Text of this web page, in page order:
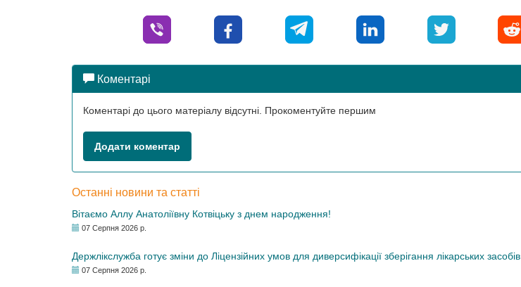
Коментарі
Коментарі до цього матеріалу відсутні. Прокоментуйте першим
Додати коментар
Останні новини та статті
Вітаємо Аллу Анатоліївну Котвіцьку з днем народження!
07 Серпня 2026 р.
Держлікслужба готує зміни до Ліцензійних умов для диверсифікації зберігання лікарських засобів
07 Серпня 2026 р.